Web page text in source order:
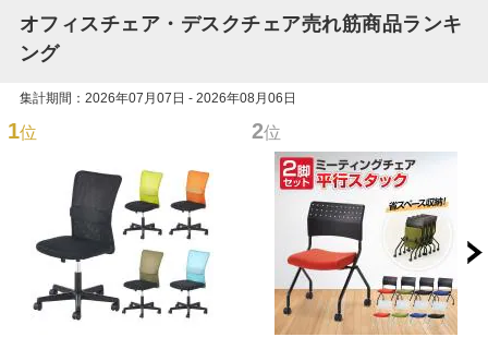
オフィスチェア・デスクチェア売れ筋商品ランキ
ング
集計期間：2026年07月07日 - 2026年08月06日
1位 2位